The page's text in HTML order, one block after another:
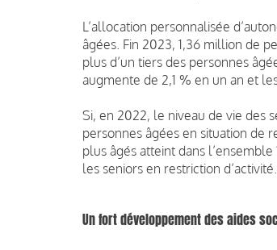
L’allocation personnalisée
âgées. Fin 2023, 1,36 million de
plus d’un tiers des personnes
augmente de 2,1 % en un an et
Si, en 2022, le niveau de vie des
personnes âgées en situation de
plus âgés atteint dans
les seniors en restriction d’activité.
Un fort développement des aides